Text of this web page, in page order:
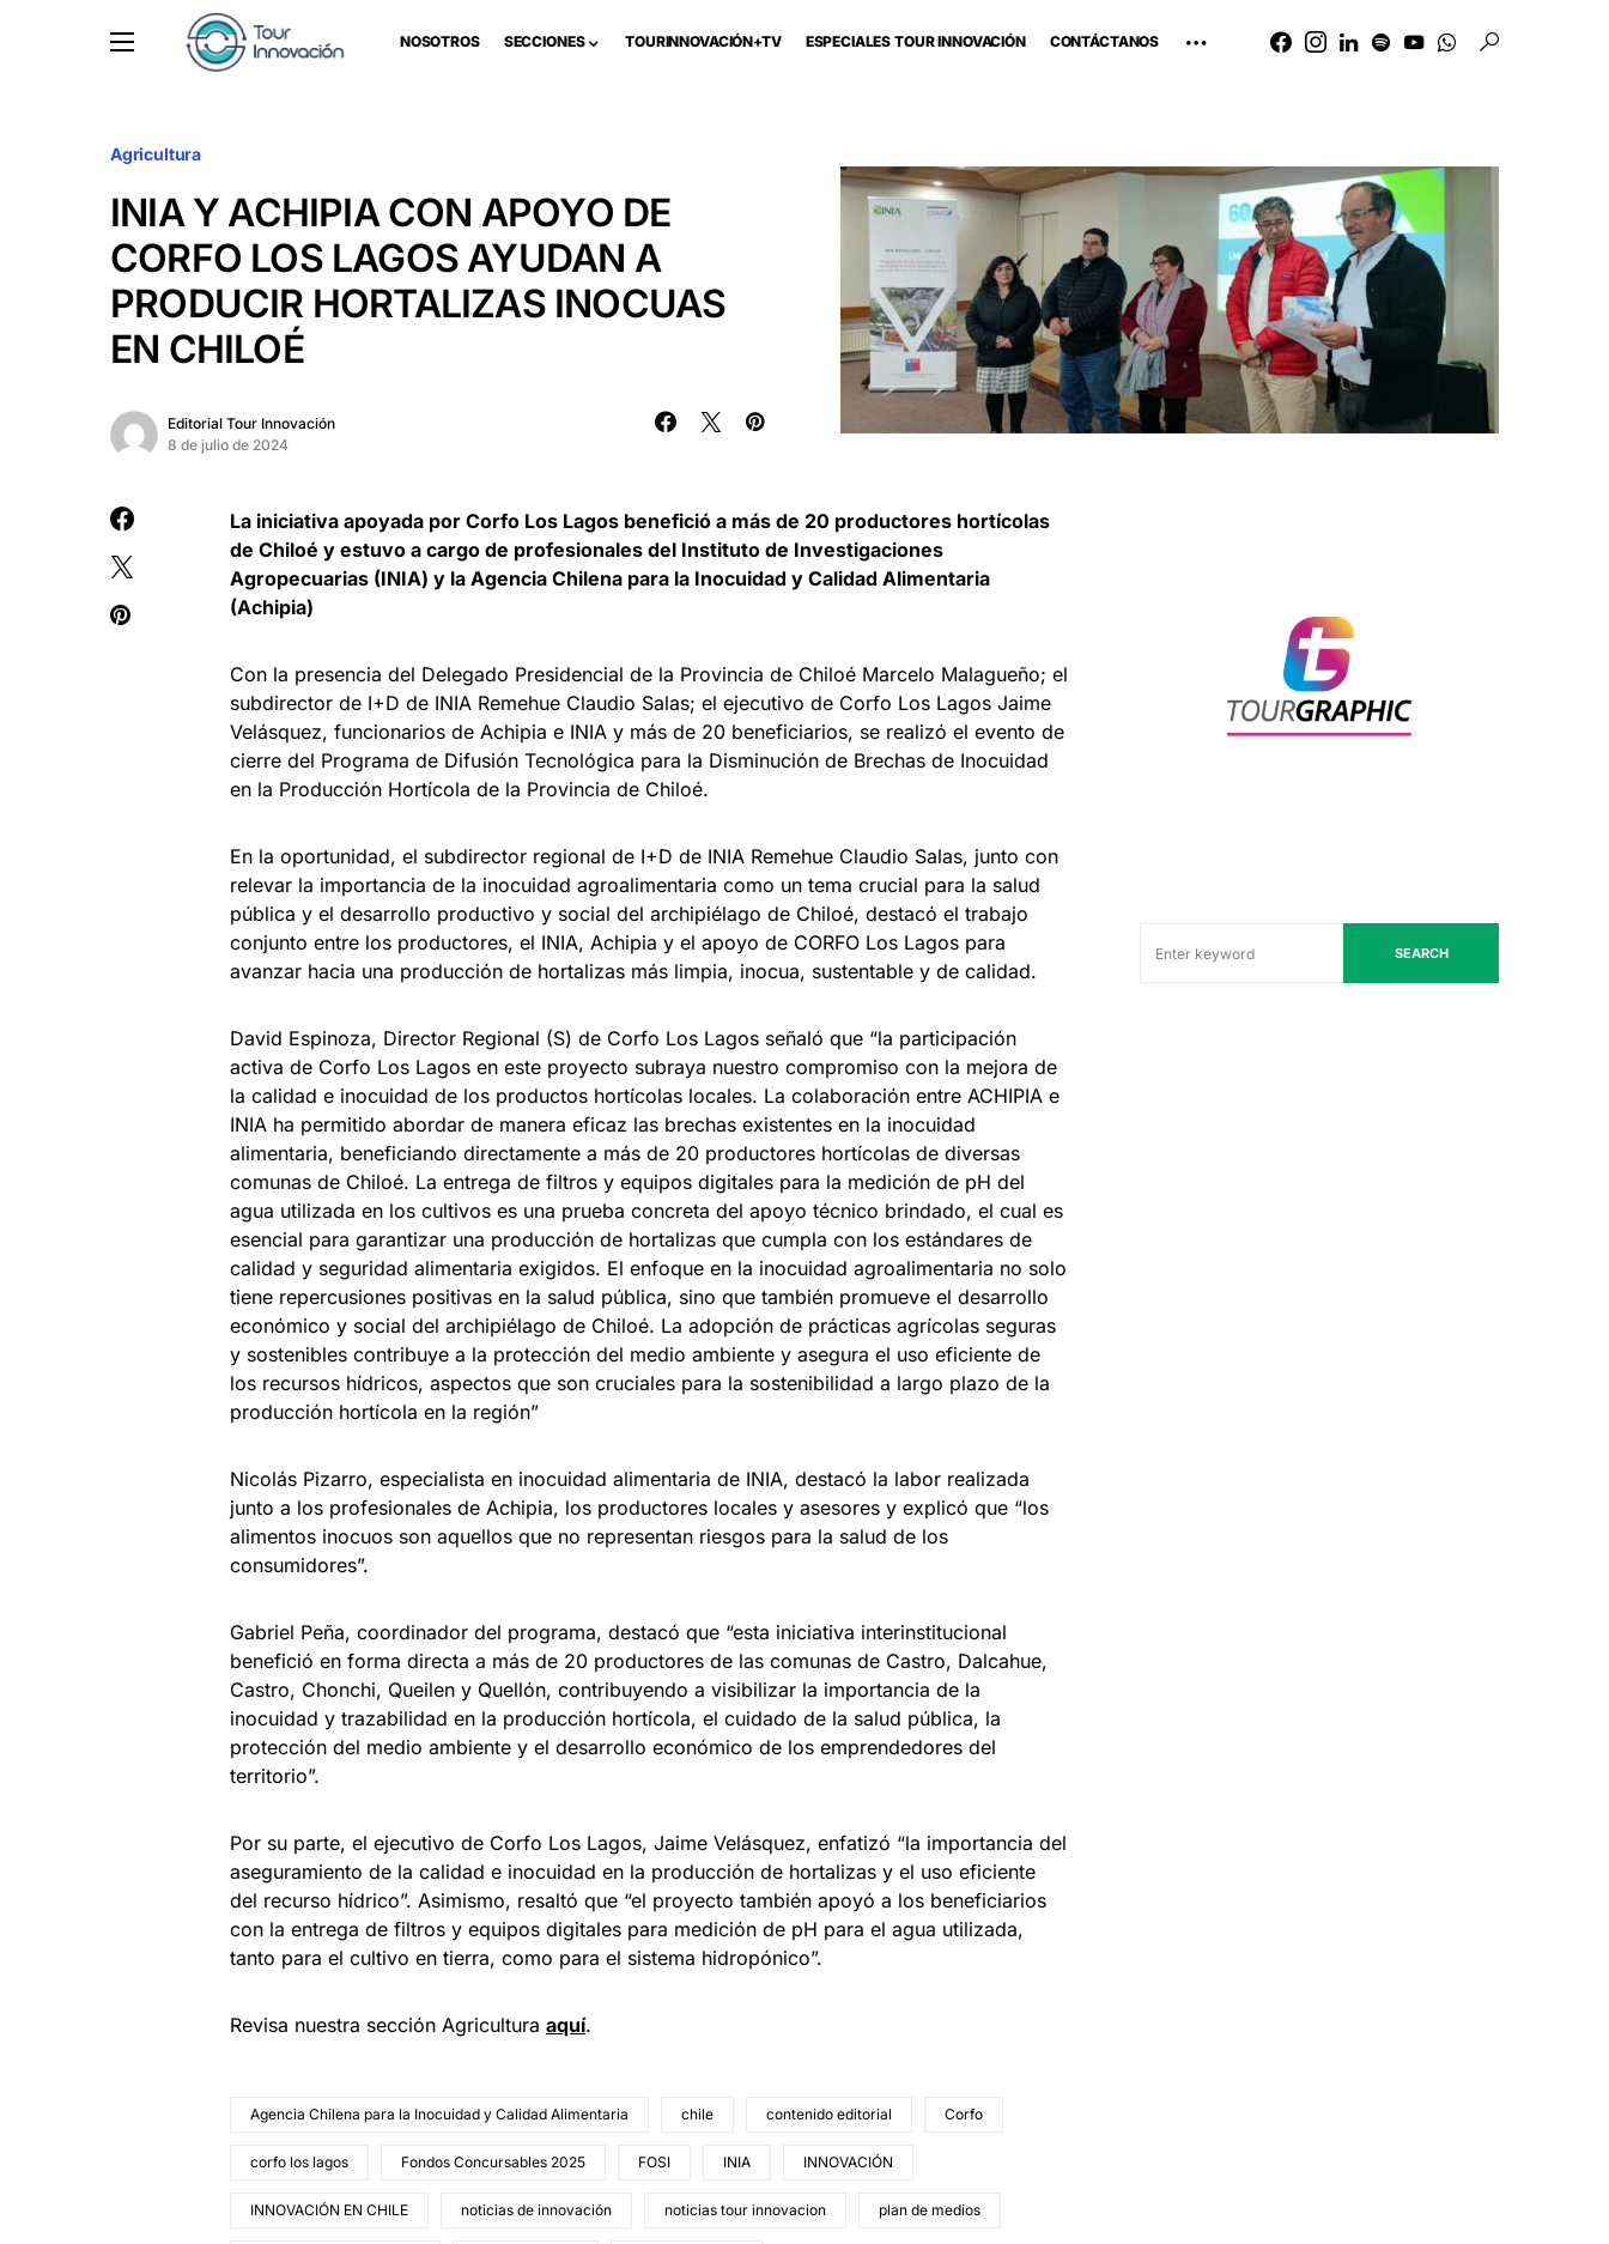
NOSOTROS SECCIONES TOURINNOVACIÓN+TV ESPECIALES TOUR INNOVACIÓN CONTÁCTANOS
Agricultura
INIA Y ACHIPIA CON APOYO DE
CORFO LOS LAGOS AYUDAN A
PRODUCIR HORTALIZAS INOCUAS
EN CHILOÉ
Editorial Tour Innovación
8 de julio de 2024
La iniciativa apoyada por Corfo Los Lagos benefició a más de 20 productores hortícolas
de Chiloé y estuvo a cargo de profesionales del Instituto de Investigaciones
Agropecuarias (INIA) y la Agencia Chilena para la Inocuidad y Calidad Alimentaria
(Achipia)
Con la presencia del Delegado Presidencial de la Provincia de Chiloé Marcelo Malagueño; el
subdirector de I+D de INIA Remehue Claudio Salas; el ejecutivo de Corfo Los Lagos Jaime
Velásquez, funcionarios de Achipia e INIA y más de 20 beneficiarios, se realizó el evento de
cierre del Programa de Difusión Tecnológica para la Disminución de Brechas de Inocuidad
en la Producción Hortícola de la Provincia de Chiloé.
En la oportunidad, el subdirector regional de I+D de INIA Remehue Claudio Salas, junto con
relevar la importancia de la inocuidad agroalimentaria como un tema crucial para la salud
pública y el desarrollo productivo y social del archipiélago de Chiloé, destacó el trabajo
conjunto entre los productores, el INIA, Achipia y el apoyo de CORFO Los Lagos para
avanzar hacia una producción de hortalizas más limpia, inocua, sustentable y de calidad.
David Espinoza, Director Regional (S) de Corfo Los Lagos señaló que “la participación
activa de Corfo Los Lagos en este proyecto subraya nuestro compromiso con la mejora de
la calidad e inocuidad de los productos hortícolas locales. La colaboración entre ACHIPIA e
INIA ha permitido abordar de manera eficaz las brechas existentes en la inocuidad
alimentaria, beneficiando directamente a más de 20 productores hortícolas de diversas
comunas de Chiloé. La entrega de filtros y equipos digitales para la medición de pH del
agua utilizada en los cultivos es una prueba concreta del apoyo técnico brindado, el cual es
esencial para garantizar una producción de hortalizas que cumpla con los estándares de
calidad y seguridad alimentaria exigidos. El enfoque en la inocuidad agroalimentaria no solo
tiene repercusiones positivas en la salud pública, sino que también promueve el desarrollo
económico y social del archipiélago de Chiloé. La adopción de prácticas agrícolas seguras
y sostenibles contribuye a la protección del medio ambiente y asegura el uso eficiente de
los recursos hídricos, aspectos que son cruciales para la sostenibilidad a largo plazo de la
producción hortícola en la región”
Nicolás Pizarro, especialista en inocuidad alimentaria de INIA, destacó la labor realizada
junto a los profesionales de Achipia, los productores locales y asesores y explicó que “los
alimentos inocuos son aquellos que no representan riesgos para la salud de los
consumidores”.
Gabriel Peña, coordinador del programa, destacó que “esta iniciativa interinstitucional
benefició en forma directa a más de 20 productores de las comunas de Castro, Dalcahue,
Castro, Chonchi, Queilen y Quellón, contribuyendo a visibilizar la importancia de la
inocuidad y trazabilidad en la producción hortícola, el cuidado de la salud pública, la
protección del medio ambiente y el desarrollo económico de los emprendedores del
territorio”.
Por su parte, el ejecutivo de Corfo Los Lagos, Jaime Velásquez, enfatizó “la importancia del
aseguramiento de la calidad e inocuidad en la producción de hortalizas y el uso eficiente
del recurso hídrico”. Asimismo, resaltó que “el proyecto también apoyó a los beneficiarios
con la entrega de filtros y equipos digitales para medición de pH para el agua utilizada,
tanto para el cultivo en tierra, como para el sistema hidropónico”.
Revisa nuestra sección Agricultura aquí.
Agencia Chilena para la Inocuidad y Calidad Alimentaria chile contenido editorial Corfo
corfo los lagos Fondos Concursables 2025 FOSI INIA INNOVACIÓN
INNOVACIÓN EN CHILE noticias de innovación noticias tour innovacion plan de medios
SEARCH